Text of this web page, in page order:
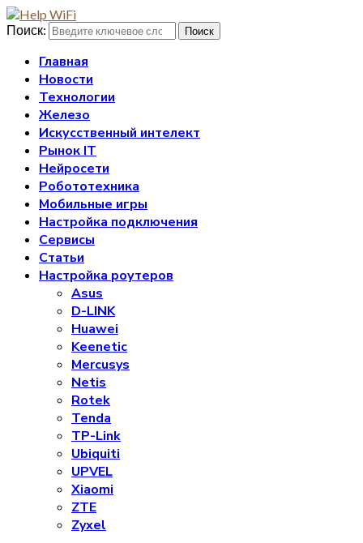
Поиск: Поиск
Главная
Новости
Технологии
Железо
Искусственный интелект
Рынок IT
Нейросети
Робототехника
Мобильные игры
Настройка подключения
Сервисы
Статьи
Настройка роутеров
Asus
D-LINK
Huawei
Keenetic
Mercusys
Netis
Rotek
Tenda
TP-Link
Ubiquiti
UPVEL
Xiaomi
ZTE
Zyxel